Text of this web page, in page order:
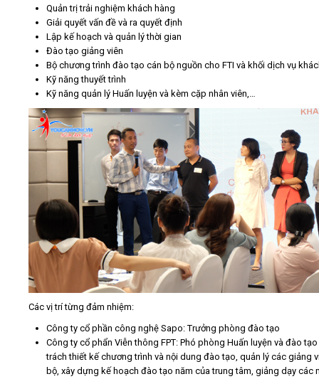
Quản trị trải nghiệm khách hàng
Giải quyết vấn đề và ra quyết định
Lập kế hoạch và quản lý thời gian
Đào tạo giảng viên
Bộ chương trình đào tạo cán bộ nguồn cho FTI và khối dịch vụ
Kỹ năng thuyết trình
Kỹ năng quản lý Huấn luyện và kèm cặp nhân viên,…
Các vị trí từng đảm nhiệm:
Công ty cổ phần công nghệ Sapo: Trưởng phòng đào tạo
Công ty cổ phẩn Viễn thông FPT: Phó phòng Huấn luyện và đào tạo
trách thiết kế chương trình và nội dung đào tạo, quản lý các giảng
bộ, xây dựng kế hoạch đào tạo năm của trung tâm, giảng dạy các